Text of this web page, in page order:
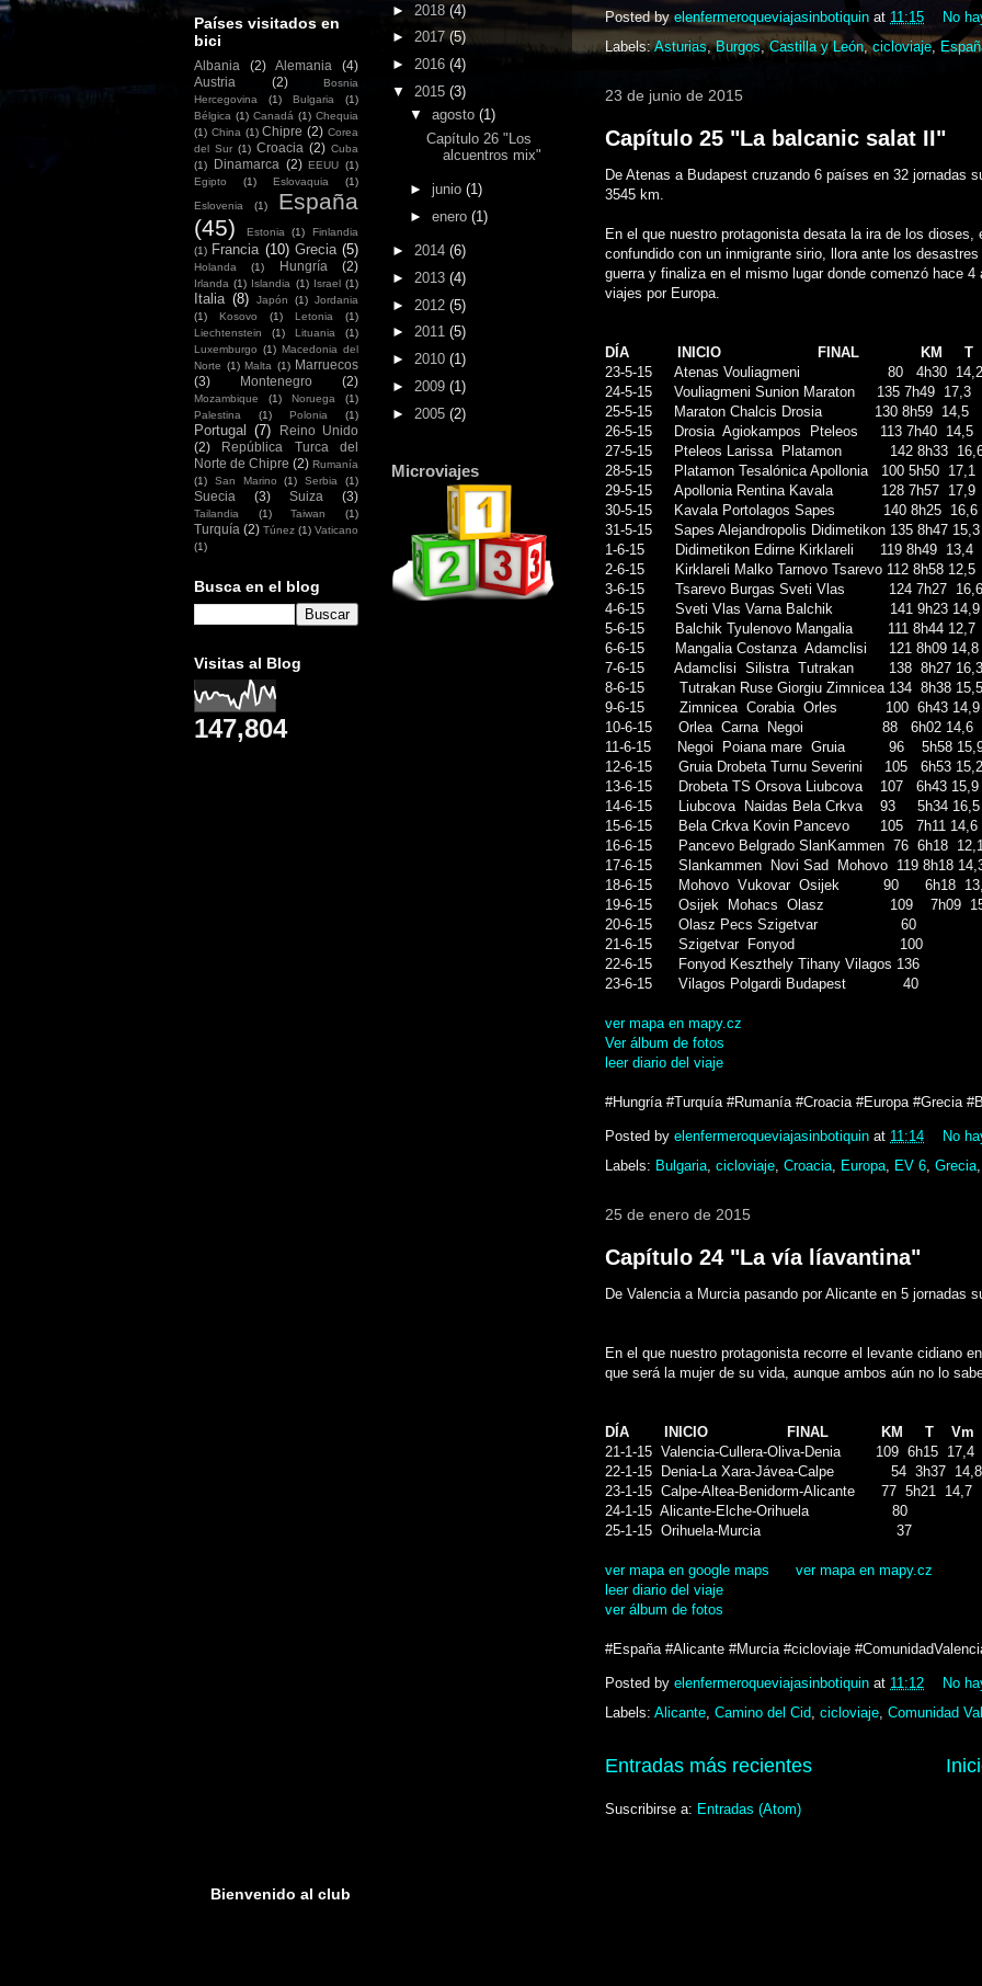
Posted by elenfermeroqueviajasinbotiquin at 11:15
No
Labels:Asturias,Burgos,Castilla y León,cicloviaje,
23 de junio de 2015
Capítulo 25 "La balcanic salat II"
De Atenas a Budapest cruzando 6 países en 32 jornadas
3545 km.
En el que nuestro protagonista desata la ira de los dioses,
confundido con un inmigrante sirio, llora ante los desastres
guerra y finaliza en el mismo lugar donde comenzó hace 4
viajes por Europa.
DÍA INICIO FINAL KM T
23-5-15
Atenas Vouliagmeni 80 4h30 14,2
24-5-15
Vouliagmeni Sunion Maraton 135 7h49 17,3
25-5-15
Maraton Chalcis Drosia 130 8h59 14,5
26-5-15
Drosia Agiokampos Pteleos 113 7h40 14,5
27-5-15
Pteleos Larissa Platamon 142 8h33
28-5-15
Platamon Tesalónica Apollonia 100 5h50 17,1
29-5-15
Apollonia Rentina Kavala 128 7h57 17,9
30-5-15
Kavala Portolagos Sapes 140 8h25 16,6
31-5-15
Sapes Alejandropolis Didimetikon 135 8h47 15,3
1-6-15
Didimetikon Edirne Kirklareli 119 8h49 13,4
2-6-15
Kirklareli Malko Tarnovo Tsarevo 112 8h58 12,5
3-6-15
Tsarevo Burgas Sveti Vlas 124 7h27 16,6
4-6-15
Sveti Vlas Varna Balchik
141 9h23 14,9
5-6-15
Balchik Tyulenovo Mangalia
111 8h44 12,7
6-6-15
Mangalia Costanza Adamclisi 121 8h09 14,8
7-6-15
Adamclisi Silistra Tutrakan 138 8h27 16,3
8-6-15
Tutrakan Ruse Giorgiu Zimnicea 134 8h38 15,5
9-6-15
Zimnicea Corabia Orles 100 6h43 14,9
10-6-15
Orlea Carna Negoi 88 6h02 14,6
11-6-15
Negoi Poiana mare Gruia 96 5h58
12-6-15
Gruia Drobeta Turnu Severini 105 6h53 15,2
13-6-15
Drobeta TS Orsova Liubcova 107 6h43 15,9
14-6-15
Liubcova Naidas Bela Crkva 93 5h34 16,5
15-6-15
Bela Crkva Kovin Pancevo 105 7h11 14,6
16-6-15
Pancevo Belgrado SlanKammen 76 6h18
17-6-15
Slankammen Novi Sad Mohovo 119 8h18
18-6-15
Mohovo Vukovar Osijek 90 6h18
19-6-15
Osijek Mohacs Olasz 109 7h09
20-6-15
Olasz Pecs Szigetvar
60
21-6-15
Szigetvar Fonyod
100
22-6-15
Fonyod Keszthely Tihany Vilagos 136
23-6-15
Vilagos Polgardi Budapest 40
ver mapa en mapy.cz
Ver álbum de fotos
leer diario del viaje
#Hungría #Turquía #Rumanía #Croacia #Europa #Grecia
Posted by elenfermeroqueviajasinbotiquin at 11:14
No
Labels: Bulgaria, cicloviaje, Croacia, Europa, EV 6, Grecia,
25 de enero de 2015
Capítulo 24 "La vía líavantina"
De Valencia a Murcia pasando por Alicante en 5 jornadas
En el que nuestro protagonista recorre el levante cidiano
que será la mujer de su vida, aunque ambos aún no lo
DÍA INICIO FINAL KM T Vm
21-1-15 Valencia-Cullera-Oliva-Denia 109 6h15 17,4
22-1-15 Denia-La Xara-Jávea-Calpe 54 3h37 14,8
23-1-15 Calpe-Altea-Benidorm-Alicante 77 5h21 14,7
24-1-15 Alicante-Elche-Orihuela 80
25-1-15 Orihuela-Murcia 37
ver mapa en google maps
ver mapa en mapy.cz
leer diario del viaje
ver álbum de fotos
#España #Alicante #Murcia #cicloviaje
Posted by elenfermeroqueviajasinbotiquin at 11:12
No
Labels: Alicante, Camino del Cid, cicloviaje, Comunidad
Entradas más recientes
Suscribirse a: Entradas (Atom)
Países visitados en
bici
Albania (2) Alemania
(4)
Austria
(2)
Bosnia
Hercegovina
(1) Bulgaria
(1)
Bélgica (1) Canadá (1) Chequia
(1) China (1) Chipre (2) Corea
del Sur (1) Croacia (2) Cuba
(1)
Dinamarca (2) EEUU (1)
Egipto
(1) Eslovaquia
(1)
Eslovenia
(1)
España
(45)
Estonia (1)
Finlandia
(1) Francia (10) Grecia (5)
Holanda (1) Hungría (2)
Irlanda (1) Islandia (1) Israel (1)
Italia (8) Japón (1) Jordania
(1)
Kosovo (1) Letonia
(1)
Liechtenstein
(1) Lituania
(1)
Luxemburgo (1) Macedonia del
Norte (1) Malta (1) Marruecos
(3)
Montenegro (2)
Mozambique (1) Noruega
(1)
Palestina
(1) Polonia (1)
Portugal (7)
Reino Unido
(2)
República Turca del
Norte de Chipre (2) Rumanía
(1)
San Marino (1) Serbia (1)
Suecia (3) Suiza (3)
Tailandia (1) Taiwan (1)
Turquía (2) Túnez (1) Vaticano
(1)
Busca en el blog
Visitas al Blog
147,804
► 2018(4)
► 2017(5)
► 2016 (4)
▼ 2015 (3)
▼ agosto (1)
Capítulo 26 "Los
alcuentros mix"
► junio (1)
► enero (1)
► 2014 (6)
► 2013 (4)
► 2012 (5)
► 2011 (5)
► 2010 (1)
► 2009 (1)
► 2005 (2)
Microviajes
Bienvenido al club